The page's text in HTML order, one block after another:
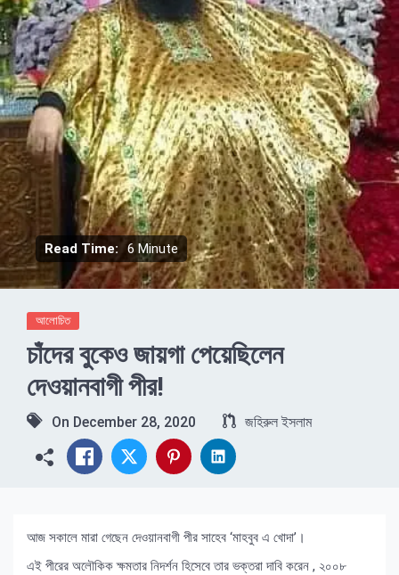
Read Time: 6 Minute
আলোচিত
চাঁদের বুকেও জায়গা পেয়েছিলেন
দেওয়ানবাগী পীর!
On December 28, 2020 জহিরুল ইসলাম
আজ সকালে মারা গেছেন দেওয়ানবাগী পীর সাহেব ‘মাহবুব এ খোদা’।
এই পীরের অলৌকিক ক্ষমতার নিদর্শন হিসেবে তার ভক্তরা দাবি করেন , ২০০৮